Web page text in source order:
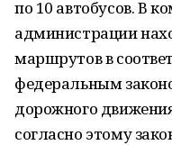
по 10 автобусов. В
администрации
маршрутов в
федеральным
дорожного
согласно этому